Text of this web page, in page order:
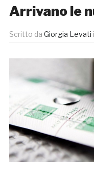
Arrivano le
Scritto da Giorgia Levati